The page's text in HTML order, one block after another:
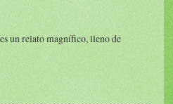
un relato magnífico, lleno de